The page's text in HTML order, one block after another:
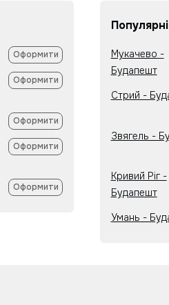
Оформити
Оформити
Оформити
Оформити
Оформити
Мукачево -
Будапешт
Стрий -
Звягель -
Кривий Ріг -
Будапешт
Умань -